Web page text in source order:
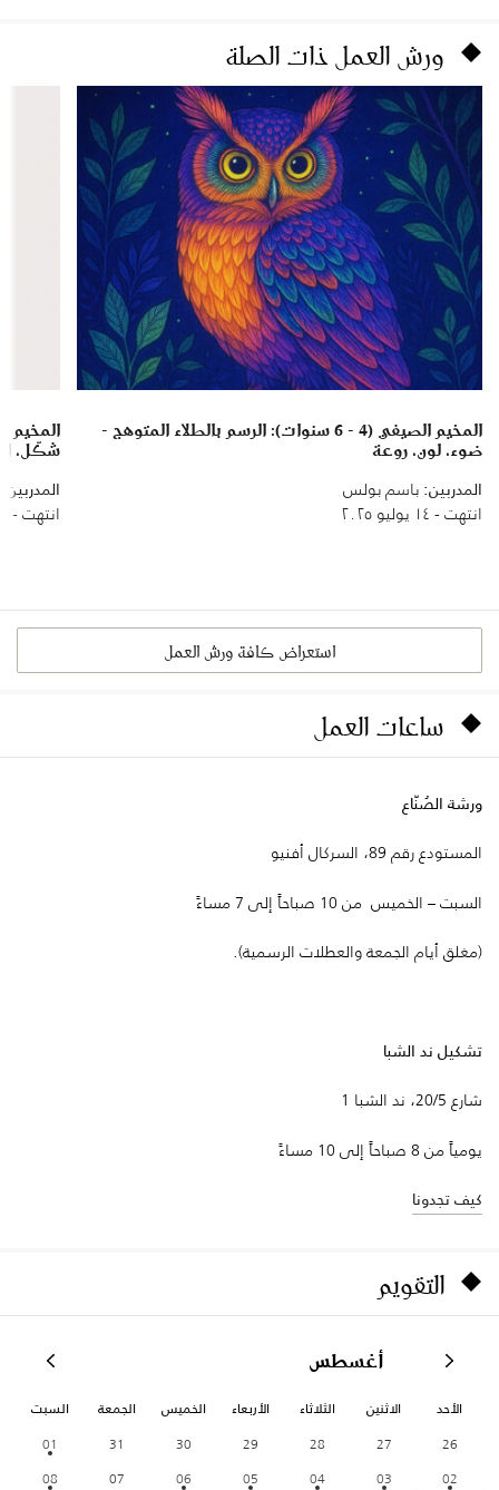
ورش العمل ذات الصلة
المخيم الصيفي (4 - 6 سنوات): الرسم بالطلاء المتوهج -
ضوء، لون، روعة
المدربين: باسم بولس
انتهت - ١٤ يوليو ٢٠٢٥
شكّل،
المدربين:
انتهت - ١٥ يوليو ٢٠٢٥
استعراض كافة ورش العمل
ساعات العمل
ورشة الصُنّاع
المستودع رقم 89، السركال أفنيو
السبت – الخميس من 10 صباحاً إلى 7 مساءً
(مغلق أيام الجمعة والعطلات الرسمية).
تشكيل ند الشبا
شارع 20/5، ند الشبا 1
يومياً من 8 صباحاً إلى 10 مساءً
كيف تجدونا
التقويم
أغسطس
الأحد الاثنين الثلاثاء الأربعاء الخميس الجمعة السبت
26
27
28
29
30
31
01
02
03
04
05
06
07
08